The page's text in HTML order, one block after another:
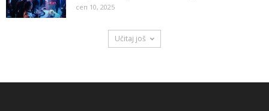
сеп 10, 2025
Učitaj još